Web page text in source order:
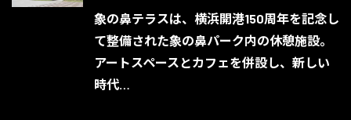
象の鼻テラスは、横浜開港150周年を記念し
て整備された象の鼻パーク内の休憩施設。
アートスペースとカフェを併設し、新しい
時代…